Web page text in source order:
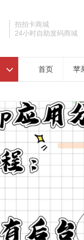
拍拍卡商城
24小时自助发码商城
首页 苹